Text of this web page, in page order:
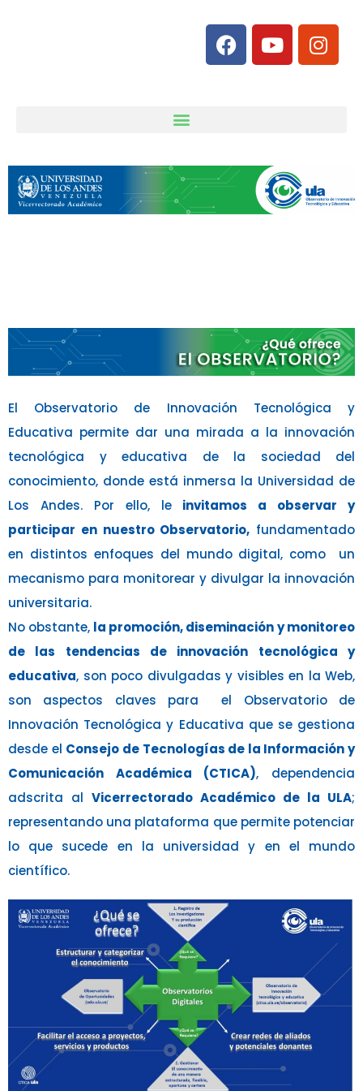
El Observatorio de Innovación Tecnológica y
Educativa permite dar una mirada a la innovación
tecnológica y educativa de la sociedad del
conocimiento, donde está inmersa la Universidad de
Los Andes. Por ello, le invitamos a observar y
participar en nuestro Observatorio, fundamentado
en distintos enfoques del mundo digital, como un
mecanismo para monitorear y divulgar la innovación
universitaria.
No obstante, la promoción, diseminación y monitoreo
de las tendencias de innovación tecnológica y
educativa, son poco divulgadas y visibles en la Web,
son aspectos claves para el Observatorio de
Innovación Tecnológica y Educativa que se gestiona
desde el Consejo de Tecnologías de la Información y
Comunicación Académica (CTICA), dependencia
adscrita al Vicerrectorado Académico de la ULA;
representando una plataforma que permite potenciar
lo que sucede en la universidad y en el mundo
científico.